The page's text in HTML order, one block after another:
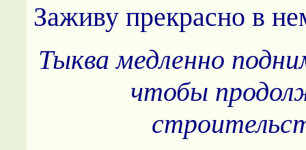
Заживу прекрасно в
Тыква медленно
чтобы